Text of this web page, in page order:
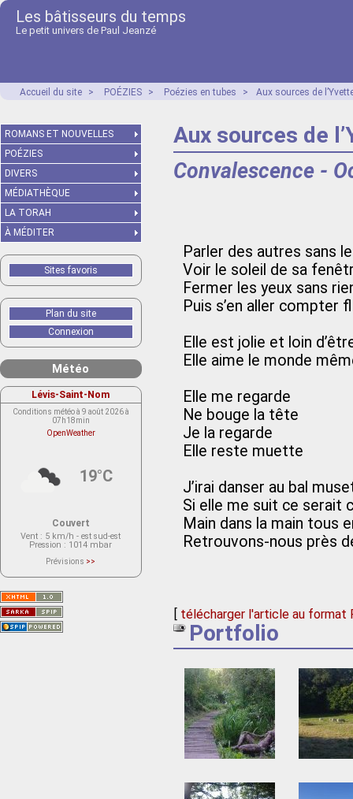
Les bâtisseurs du temps
Le petit univers de Paul Jeanzé
Accueil du site > POÉZIES > Poézies en tubes > Aux sources de
Aux sources de
Convalescence -
Parler des autres sans
Voir le soleil de sa
Fermer les yeux sans
Puis s’en aller compter
Elle est jolie et loin
Elle aime le monde
Elle me regarde
Ne bouge la tête
Je la regarde
Elle reste muette
J’irai danser au bal
Si elle me suit ce serait
Main dans la main tous
Retrouvons-nous près
[ télécharger l'article au format
Portfolio
ROMANS ET NOUVELLES
POÉZIES
DIVERS
MÉDIATHÈQUE
LA TORAH
À MÉDITER
Sites favoris
Plan du site
Connexion
Météo
Lévis-Saint-Nom
Conditions météo à 9 août 2026 à
07h18min
OpenWeather
19°C
Couvert
Vent : 5 km/h - est sud-est
Pression : 1014 mbar
Prévisions >>
actuellement aucune prévision
Saint-Nom.
Veuillez consulter le message du
service ci-dessous.
(401 - Invalid API key. Please see
https://openweathermap.org/faq#error401